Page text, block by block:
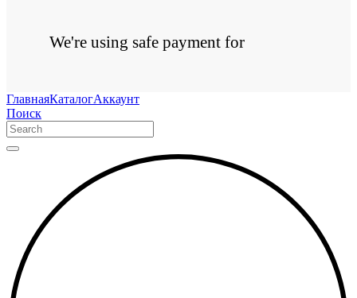
We're using safe payment for
ГлавнаяКаталогАккаунт
Поиск